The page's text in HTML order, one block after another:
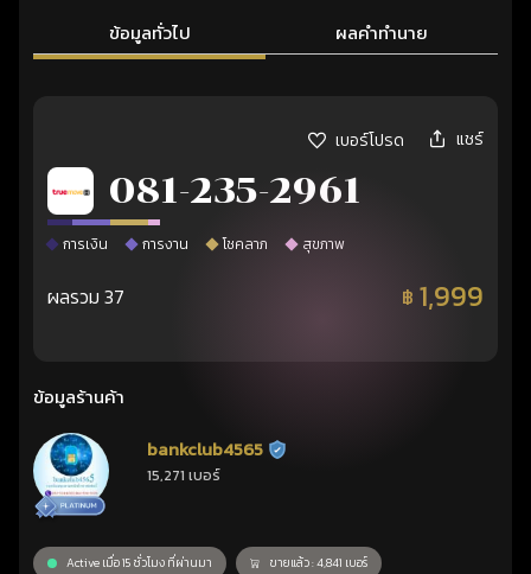
ข้อมูลทั่วไป ผลคำทำนาย
เบอร์โปรด แชร์
081-235-2961
การเงิน การงาน โชคลาภ สุขภาพ
ผลรวม 37 ฿ 1,999
ข้อมูลร้านค้า
bankclub4565 ร้านยืนยันแล้ว
15,271 เบอร์
Active เมื่อ 15 ชั่วโมง ที่ผ่านมา ขายแล้ว : 4,841 เบอร์